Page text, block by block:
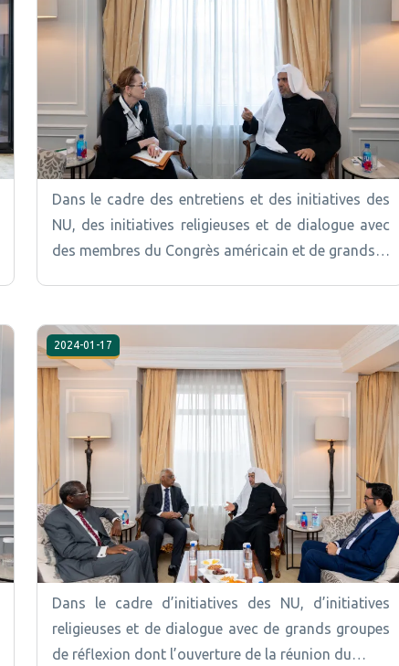
Dans le cadre des entretiens et des initiatives des
NU, des initiatives religieuses et de dialogue avec
des membres du Congrès américain et de grands…
2024-01-17
Dans le cadre d’initiatives des NU, d’initiatives
religieuses et de dialogue avec de grands groupes
de réflexion dont l’ouverture de la réunion du…